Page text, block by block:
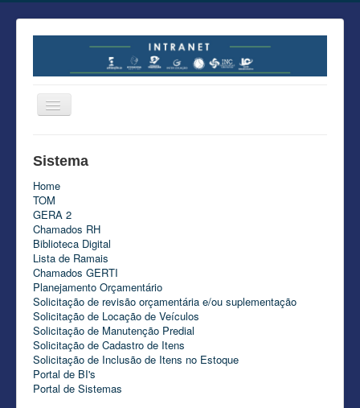
Sankhya
Tutoriais Nexti
Sistema
Home
TOM
GERA 2
Chamados RH
Biblioteca Digital
Lista de Ramais
Chamados GERTI
Planejamento Orçamentário
Solicitação de revisão orçamentária e/ou suplementação
Solicitação de Locação de Veículos
Solicitação de Manutenção Predial
Solicitação de Cadastro de Itens
Solicitação de Inclusão de Itens no Estoque
Portal de BI's
Portal de Sistemas